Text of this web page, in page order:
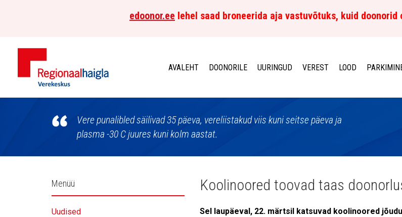
edoonor.ee lehel saad broneerida aja vastuvõtuks, kuid
Põhja-
AVALEHT DOONORILE UURINGUD VEREST LOOD
Vere punalibled säilivad 35 päeva, vereliistakud viis kuni seitse päeva ja
plasma -30 C juures kuni kolm aastat.
Külgpaani
navigatsioon
Menüü
Uudised
Koolinoored toovad taas
Sel laupäeval, 22. märtsil katsuvad koolinoored